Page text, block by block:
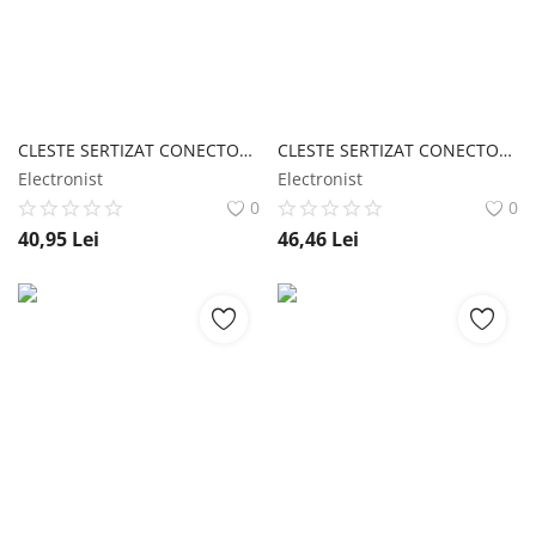
CLESTE SERTIZAT CONECTORI HT202A UNI-T
Electronist
0
40,95 Lei
CLESTE SERTIZAT CONECTORI HT202B UNI-T
Electronist
0
46,46 Lei